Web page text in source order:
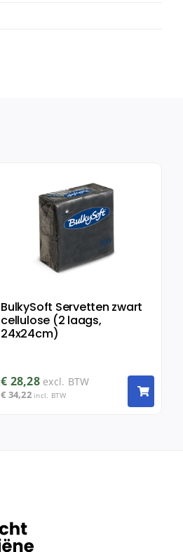
BulkySoft Servetten zwart
cellulose (2 laags,
24x24cm)
€ 28,28 excl. BTW
€ 34,22 incl. BTW